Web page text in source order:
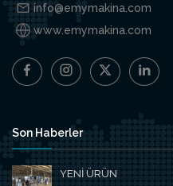
info@emymakina.com
www.emymakina.com
Son Haberler
YENİ ÜRÜN